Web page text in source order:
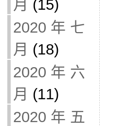
月 (15)
2020 年 七
月 (18)
2020 年 六
月 (11)
2020 年 五